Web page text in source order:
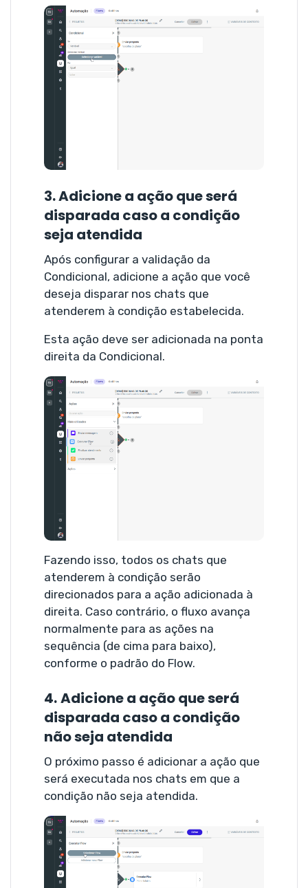
3. Adicione a ação que será
disparada caso a condição
seja atendida
Após configurar a validação da
Condicional, adicione a ação que você
deseja disparar nos chats que
atenderem à condição estabelecida.
Esta ação deve ser adicionada na ponta
direita da Condicional.
Fazendo isso, todos os chats que
atenderem à condição serão
direcionados para a ação adicionada à
direita. Caso contrário, o fluxo avança
normalmente para as ações na
sequência (de cima para baixo),
conforme o padrão do Flow.
4.Adicione a ação que será
disparada caso a condição
não seja atendida
O próximo passo é adicionar a ação que
será executada nos chats em que a
condição não seja atendida.